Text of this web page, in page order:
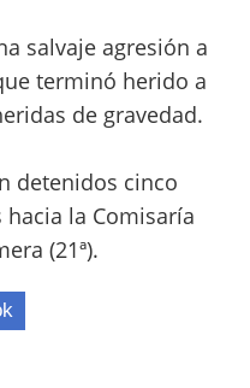
salvaje agresión a
terminó herido a
de gravedad.
detenidos cinco
hacia la Comisaría
(21ª).